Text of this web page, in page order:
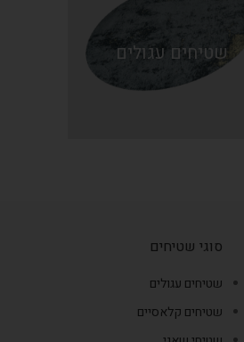
שטיחים עגולים
סוגי שטיחים
שטיחים עגולים
שטיחים קלאסיים